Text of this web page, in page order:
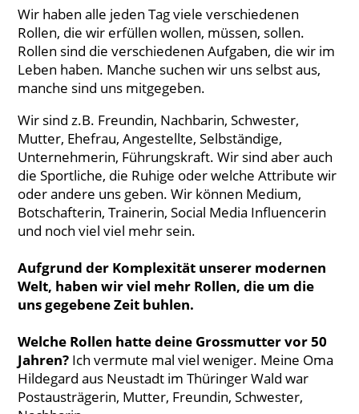
Wir haben alle jeden Tag viele verschiedenen
Rollen, die wir erfüllen wollen, müssen, sollen.
Rollen sind die verschiedenen Aufgaben, die wir im
Leben haben. Manche suchen wir uns selbst aus,
manche sind uns mitgegeben.
Wir sind z.B. Freundin, Nachbarin, Schwester,
Mutter, Ehefrau, Angestellte, Selbständige,
Unternehmerin, Führungskraft. Wir sind aber auch
die Sportliche, die Ruhige oder welche Attribute wir
oder andere uns geben. Wir können Medium,
Botschafterin, Trainerin, Social Media Influencerin
und noch viel viel mehr sein.
Aufgrund der Komplexität unserer modernen
Welt, haben wir viel mehr Rollen, die um die
uns gegebene Zeit buhlen.
Welche Rollen hatte deine Grossmutter vor 50
Jahren? Ich vermute mal viel weniger. Meine Oma
Hildegard aus Neustadt im Thüringer Wald war
Postausträgerin, Mutter, Freundin, Schwester,